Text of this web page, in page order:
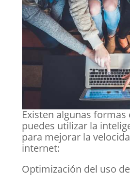
Existen algunas formas
puedes utilizar la
para mejorar la
internet:
Optimización del uso